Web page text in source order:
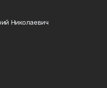
Николаевич